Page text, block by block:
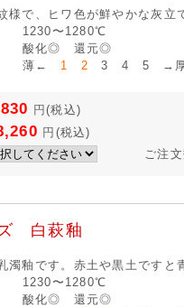
様で、ヒワ色が鮮やかな灰立
1230〜1280℃
酸化◎ 還元◎
薄← 1 2 3 4 5 →
円(税込)
円 (税込)
ご注
白萩釉
濁釉です。赤土や黒土ですと
1230〜1280℃
酸化◎ 還元◎